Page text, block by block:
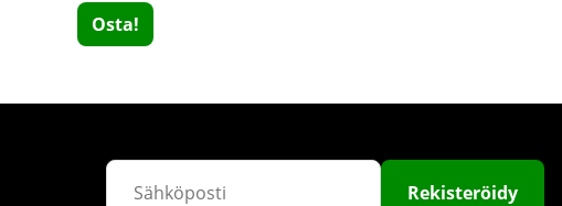
0
Osta!
Rekisteröidy